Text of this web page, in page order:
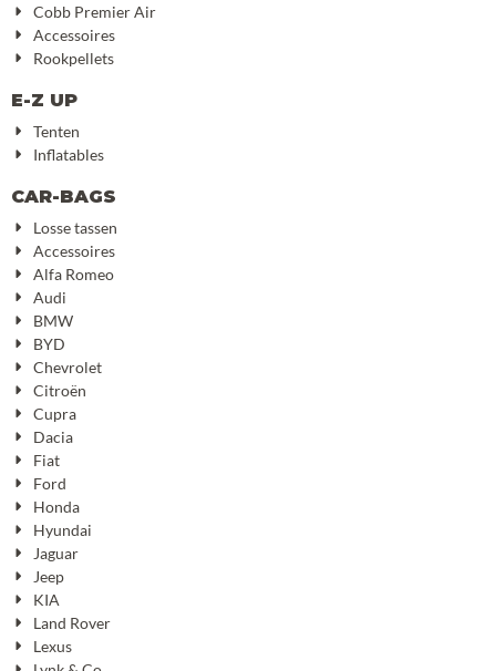
Cobb Premier Air
Accessoires
Rookpellets
E-Z UP
Tenten
Inflatables
CAR-BAGS
Losse tassen
Accessoires
Alfa Romeo
Audi
BMW
BYD
Chevrolet
Citroën
Cupra
Dacia
Fiat
Ford
Honda
Hyundai
Jaguar
Jeep
KIA
Land Rover
Lexus